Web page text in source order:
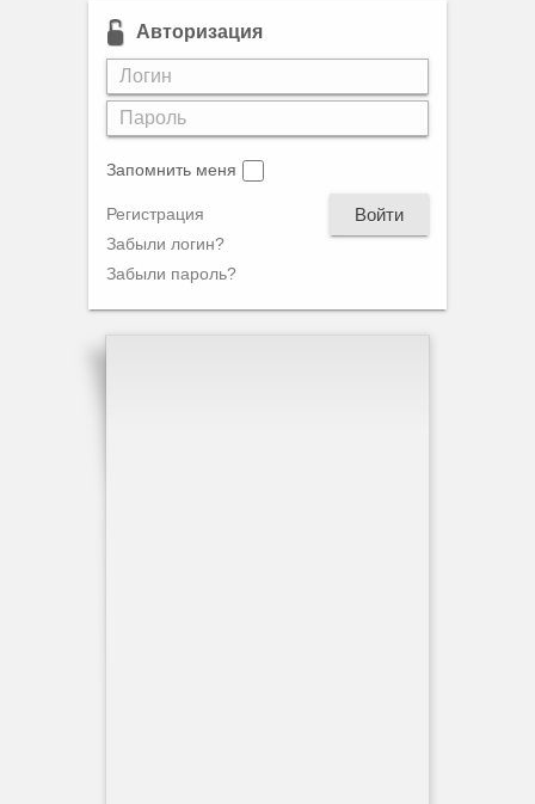
Авторизация
Запомнить меня
Войти
Регистрация
Забыли логин?
Забыли пароль?